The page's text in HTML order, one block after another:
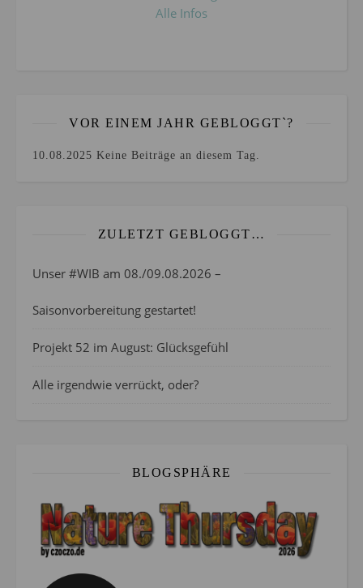
Alle Infos
VOR EINEM JAHR GEBLOGGT`?
10.08.2025 Keine Beiträge an diesem Tag.
ZULETZT GEBLOGGT…
Unser #WIB am 08./09.08.2026 –
Saisonvorbereitung gestartet!
Projekt 52 im August: Glücksgefühl
Alle irgendwie verrückt, oder?
BLOGSPHÄRE